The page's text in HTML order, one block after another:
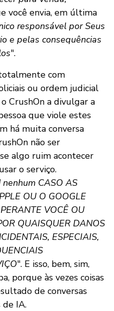
você envia, em última
responsável por Seus
e pelas consequências
".
com
ou ordem judicial
CrushOn a divulgar a
que viole estes
há muita conversa
não ser
algo ruim acontecer
o serviço.
nenhum CASO AS
OU O GOOGLE
VOCÊ OU
QUAISQUER DANOS
ESPECIAIS,
". E isso, bem, sim,
porque às vezes coisas
de conversas
de IA.